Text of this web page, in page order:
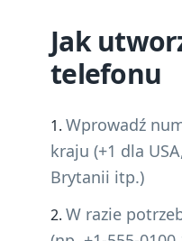
Jak
telefonu
Wprowadź
kraju (+1 dla
Brytanii itp.)
W razie